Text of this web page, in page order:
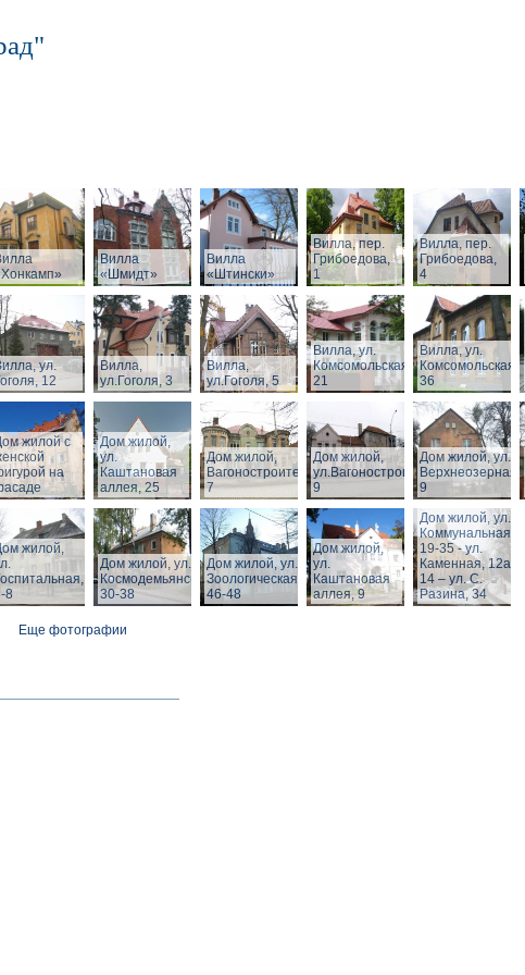
Вилла
«Шмидт»
Вилла
«Штински»
Вилла, пер.
Грибоедова,
1
Вилла, пер.
Грибоедова,
4
ул.
12
Вилла,
ул.Гоголя, 3
Вилла,
ул.Гоголя, 5
Вилла, ул.
Комсомольская,
21
Вилла, ул.
Комсомольская,
36
жилой с
на
Дом жилой,
ул.
Каштановая
аллея, 25
Дом жилой,
Вагоностроительная,
7
Дом жилой,
ул.Вагоностроительная,
9
Дом жилой, ул.
Верхнеозерная,
9
жилой,
8
Дом жилой, ул. З.
Космодемьянской
30-38
Дом жилой, ул.
Зоологическая,
46-48
Дом жилой,
ул.
Каштановая
аллея, 9
Дом жилой, ул.
Коммунальная,
19-35 - ул.
Каменная, 12а,
14 – ул. С.
Разина, 34
Еще фотографии